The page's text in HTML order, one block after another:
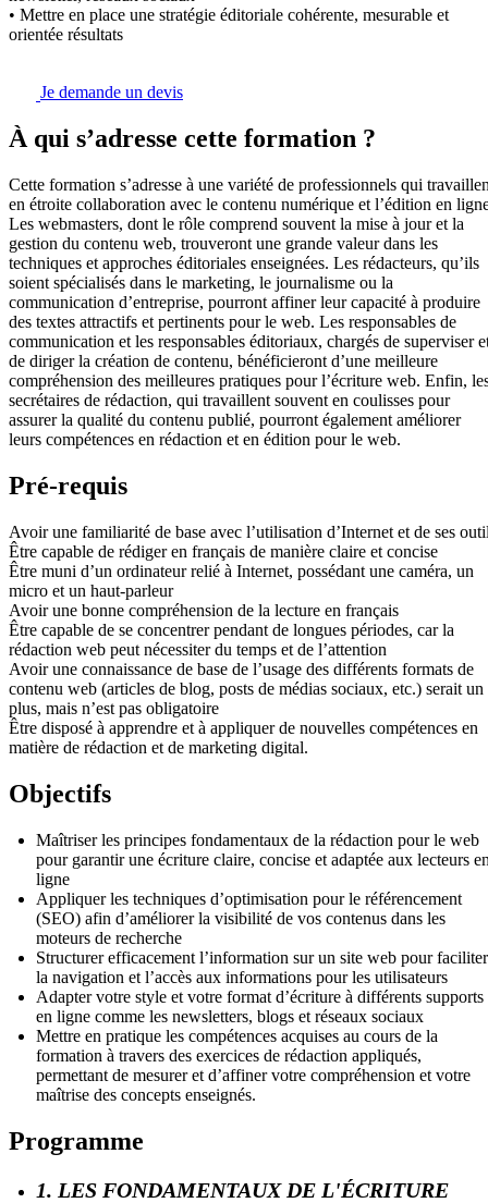
• Mettre en place une stratégie éditoriale cohérente, mesurable et
orientée résultats
Je demande un devis
À qui s’adresse cette formation ?
Cette formation s’adresse à une variété de professionnels qui
en étroite collaboration avec le contenu numérique et l’édition en
Les webmasters, dont le rôle comprend souvent la mise à jour et la
gestion du contenu web, trouveront une grande valeur dans les
techniques et approches éditoriales enseignées. Les rédacteurs, qu’ils
soient spécialisés dans le marketing, le journalisme ou la
communication d’entreprise, pourront affiner leur capacité à produire
des textes attractifs et pertinents pour le web. Les responsables de
communication et les responsables éditoriaux, chargés de superviser
de diriger la création de contenu, bénéficieront d’une meilleure
compréhension des meilleures pratiques pour l’écriture web. Enfin,
secrétaires de rédaction, qui travaillent souvent en coulisses pour
assurer la qualité du contenu publié, pourront également améliorer
leurs compétences en rédaction et en édition pour le web.
Pré-requis
Avoir une familiarité de base avec l’utilisation d’Internet et de ses
Être capable de rédiger en français de manière claire et concise
Être muni d’un ordinateur relié à Internet, possédant une caméra, un
micro et un haut-parleur
Avoir une bonne compréhension de la lecture en français
Être capable de se concentrer pendant de longues périodes, car la
rédaction web peut nécessiter du temps et de l’attention
Avoir une connaissance de base de l’usage des différents formats de
contenu web (articles de blog, posts de médias sociaux, etc.) serait un
plus, mais n’est pas obligatoire
Être disposé à apprendre et à appliquer de nouvelles compétences en
matière de rédaction et de marketing digital.
Objectifs
Maîtriser les principes fondamentaux de la rédaction pour le web
pour garantir une écriture claire, concise et adaptée aux lecteurs
ligne
Appliquer les techniques d’optimisation pour le référencement
(SEO) afin d’améliorer la visibilité de vos contenus dans les
moteurs de recherche
Structurer efficacement l’information sur un site web pour faciliter
la navigation et l’accès aux informations pour les utilisateurs
Adapter votre style et votre format d’écriture à différents supports
en ligne comme les newsletters, blogs et réseaux sociaux
Mettre en pratique les compétences acquises au cours de la
formation à travers des exercices de rédaction appliqués,
permettant de mesurer et d’affiner votre compréhension et votre
maîtrise des concepts enseignés.
Programme
1. LES FONDAMENTAUX DE L'ÉCRITURE